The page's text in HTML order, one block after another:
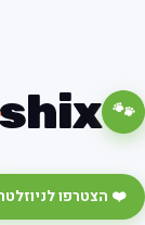
🐾
shix
❤️ הצטרפו לניוזלטר